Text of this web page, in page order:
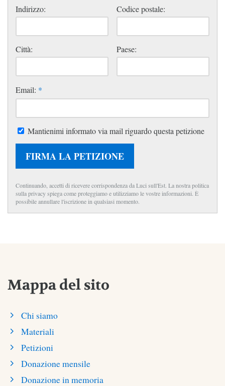
Indirizzo: Codice postale:
Città: Paese:
Email: *
Mantienimi informato via mail riguardo questa petizione
FIRMA LA PETIZIONE
Continuando, accetti di ricevere corrispondenza da Luci sull'Est. La nostra politica
sulla privacy spiega come proteggiamo e utilizziamo le vostre informazioni. È
possibile annullare l'iscrizione in qualsiasi momento.
Mappa del sito
Chi siamo
Materiali
Petizioni
Donazione mensile
Donazione in memoria